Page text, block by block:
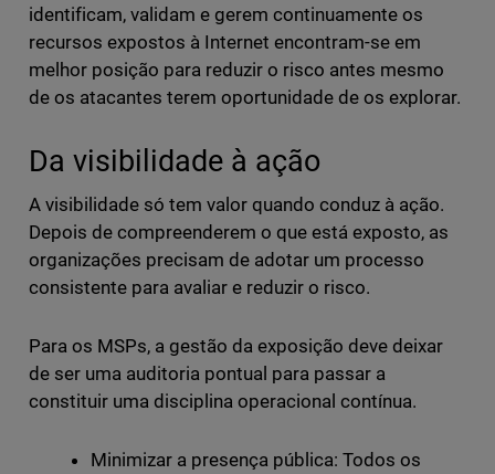
identificam, validam e gerem continuamente os
recursos expostos à Internet encontram-se em
melhor posição para reduzir o risco antes mesmo
de os atacantes terem oportunidade de os explorar.
Da visibilidade à ação
A visibilidade só tem valor quando conduz à ação.
Depois de compreenderem o que está exposto, as
organizações precisam de adotar um processo
consistente para avaliar e reduzir o risco.
Para os MSPs, a gestão da exposição deve deixar
de ser uma auditoria pontual para passar a
constituir uma disciplina operacional contínua.
Minimizar a presença pública: Todos os